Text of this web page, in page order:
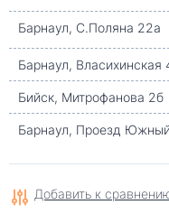
Барнаул, С.Поляна 22а
Барнаул, Власихинская
Бийск, Митрофанова 2б
Барнаул, Проезд
Добавить к